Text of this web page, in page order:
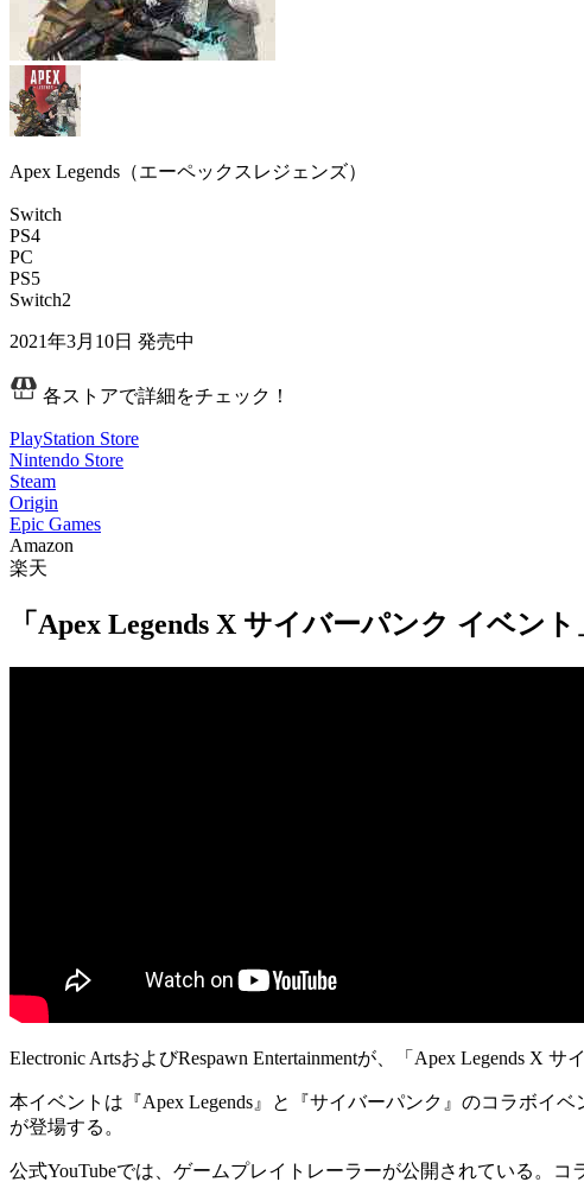
Apex Legends（エーペックスレジェンズ）
Switch
PS4
PC
PS5
Switch2
2021年3月10日 発売中
各ストアで詳細をチェック！
PlayStation Store
Nintendo Store
Steam
Origin
Epic Games
Amazon
楽天
「Apex Legends X サイバーパンク イベン
Electronic ArtsおよびRespawn Entertainmentが、「 Apex Legends X サ
本イベントは『Apex Legends』と『サイバーパンク』のコラボイ
が登場する。
公式YouTubeでは、 ゲームプレイトレーラーが公開されている。コ